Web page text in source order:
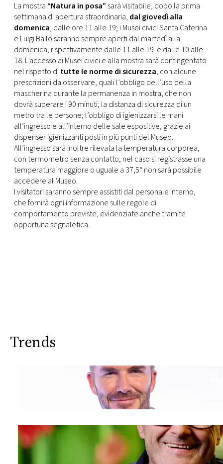
La mostra “Natura in posa” sarà visitabile, dopo la prima
settimana di apertura straordinaria, dal giovedì alla
domenica, dalle ore 11 alle 19; i Musei civici Santa Caterina
e Luigi Bailo saranno sempre aperti dal martedì alla
domenica, rispettivamente dalle 11 alle 19 e dalle 10 alle
18. L’accesso ai Musei civici e alla mostra sarà contingentato
nel rispetto ditutte le norme di sicurezza, con alcune
prescrizioni da osservare, quali l’obbligo dell’uso della
mascherina durante la permanenza in mostra, che non
dovrà superare i 90 minuti; la distanza di sicurezza di un
metro tra le persone; l’obbligo di igienizzarsi le mani
all’ingresso e all’interno delle sale espositive, grazie ai
dispenser igienizzanti posti in più punti del Museo.
All’ingresso sarà inoltre rilevata la temperatura corporea,
con termometro senza contatto; nel caso si registrasse una
temperatura maggiore o uguale a 37,5° non sarà possibile
accedere al Museo.
I visitatori saranno sempre assistiti dal personale interno,
che fornirà ogni informazione sulle regole di
comportamento previste, evidenziate anche tramite
opportuna segnaletica.
Trends